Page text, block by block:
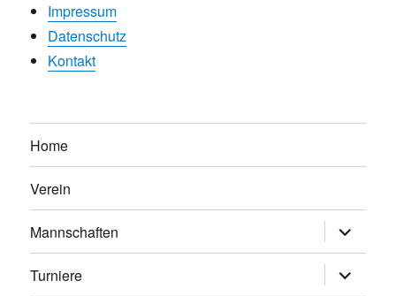
Impressum
Datenschutz
Kontakt
Home
Verein
Mannschaften
anzeigen
Turniere
anzeigen